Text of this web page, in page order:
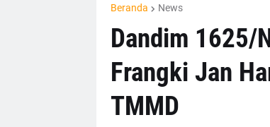
Beranda News
Dandim 1625/
Frangki Jan
TMMD